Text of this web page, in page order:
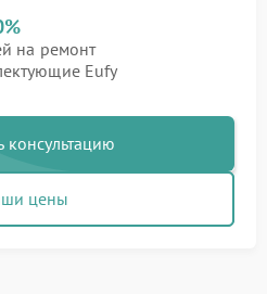
на ремонт
Eufy
консультацию
цены